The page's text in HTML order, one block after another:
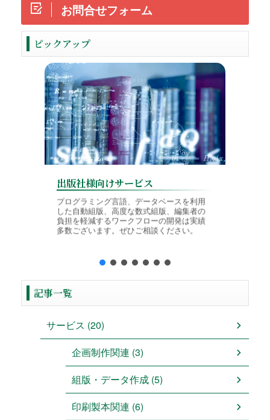
お問合せフォーム
ピックアップ
ReadMore
プログラミング言語、データベースを利用
した自動組版、高度な数式組版、編集者の
負担を軽減するワークフローの開発は実績
多数ございます。ぜひご相談ください。
出版社様向けサービス
記事一覧
サービス (20)
企画制作関連 (3)
組版・データ作成 (5)
印刷製本関連 (6)